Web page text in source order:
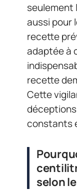
seulement
aussi pour
recette
adaptée à
recette
Cette
constants
selon